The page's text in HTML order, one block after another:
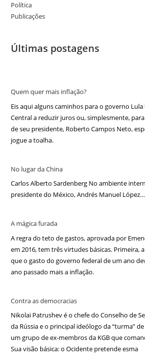
Política
Publicações
Últimas postagens
Quem quer mais inflação?
Eis aqui alguns caminhos para o governo
Central a reduzir juros ou, simplesmente,
de seu presidente, Roberto Campos Neto,
jogue a toalha.
No lugar da China
Carlos Alberto Sardenberg No ambiente
presidente do México, Andrés Manuel López…
A mágica furada
A regra do teto de gastos, aprovada por
em 2016, tem três virtudes básicas. Primeira,
que o gasto do governo federal de um ano
ano passado mais a inflação.
Contra as democracias
Nikolai Patrushev é o chefe do Conselho de
da Rússia e o principal ideólogo da “turma”
um grupo de ex-membros da KGB que
Sua visão básica: o Ocidente pretende esma